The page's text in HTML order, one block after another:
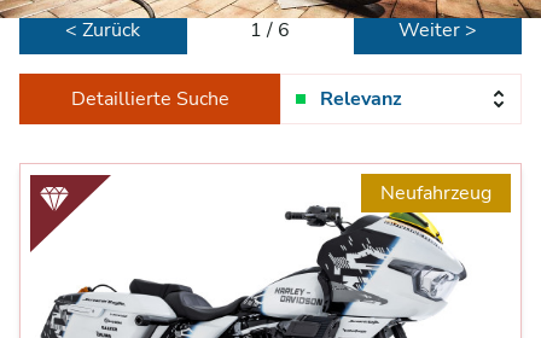
< Zurück 1 / 6 Weiter >
Detaillierte Suche Relevanz
Neufahrzeug